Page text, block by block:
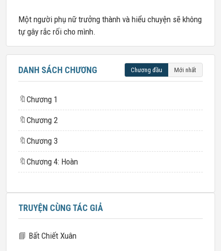
Một người phụ nữ trưởng thành và hiểu chuyện sẽ không
tự gây rắc rối cho mình.
DANH SÁCH CHƯƠNG Chương đầu Mới nhất
🔖 Chương 1
🔖 Chương 2
🔖 Chương 3
🔖 Chương 4: Hoàn
TRUYỆN CÙNG TÁC GIẢ
📘 Bất Chiết Xuân